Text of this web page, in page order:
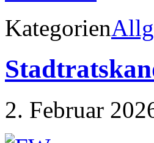
Kategorien
2. Februar